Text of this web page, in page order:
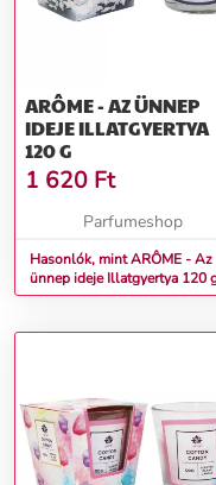
ARÔME - AZ ÜNNEP
IDEJE ILLATGYERTYA
120 G
1 620 Ft
Parfumeshop
Hasonlók, mint ARÔME - Az
ünnep ideje Illatgyertya 120